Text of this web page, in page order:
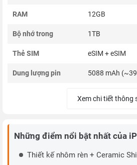
Những điểm nổi bật nhất của
Thiết kế nhôm rèn + Ceramic
RAM 12GB
Bộ nhớ trong 1TB
Thẻ SIM eSIM + eSIM
Dung lượng pin 5088 mAh
Xem chi tiết thông